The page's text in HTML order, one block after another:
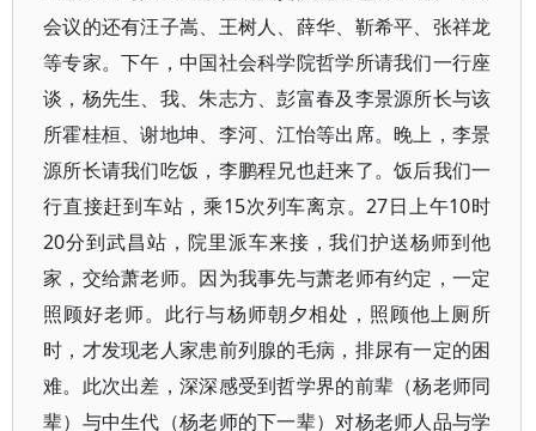
会议的还有汪子嵩、王树人、薛华、靳希平、张祥龙
等专家。下午，中国社会科学院哲学所请我们一行座
谈，杨先生、我、朱志方、彭富春及李景源所长与该
所霍桂桓、谢地坤、李河、江怡等出席。晚上，李景
源所长请我们吃饭，李鹏程兄也赶来了。饭后我们一
行直接赶到车站，乘15次列车离京。27日上午10时
20分到武昌站，院里派车来接，我们护送杨师到他
家，交给萧老师。因为我事先与萧老师有约定，一定
照顾好老师。此行与杨师朝夕相处，照顾他上厕所
时，才发现老人家患前列腺的毛病，排尿有一定的困
难。此次出差，深深感受到哲学界的前辈（杨老师同
辈）与中生代（杨老师的下一辈）对杨老师人品与学